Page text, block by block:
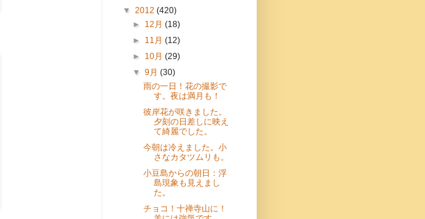
▼ 2012 (420)
► 12月(18)
► 11月(12)
► 10月(29)
▼9月(30)
雨の一日！花の撮影で
す。夜は満月も！
彼岸花が咲きました。
夕刻の日差しに映え
て綺麗でした。
今朝は冷えました。小
さなカタツムリも。
小豆島からの朝日：浮
島現象も見えまし
た。
チョコ！十禅寺山に！